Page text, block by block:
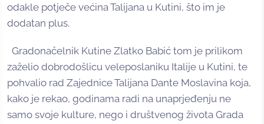
odakle potječe većina Talijana u Kutini, što im je
dodatan plus.
Gradonačelnik Kutine Zlatko Babić tom je prilikom
zaželio dobrodošlicu veleposlaniku Italije u Kutini, te
pohvalio rad Zajednice Talijana Dante Moslavina koja,
kako je rekao, godinama radi na unaprjeđenju ne
samo svoje kulture, nego i društvenog života Grada